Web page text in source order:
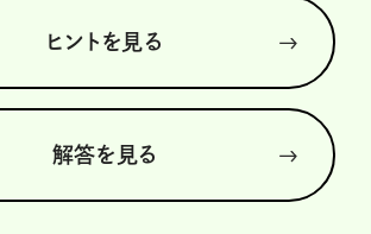
ヒントを見る
解答を見る